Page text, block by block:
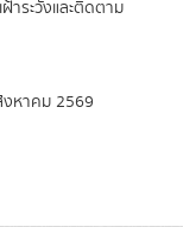
าระวังและติดตาม
หาคม 2569